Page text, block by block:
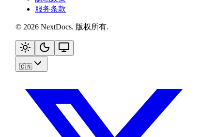
服务条款
© 2026 NextDocs. 版权所有.
🇨🇳